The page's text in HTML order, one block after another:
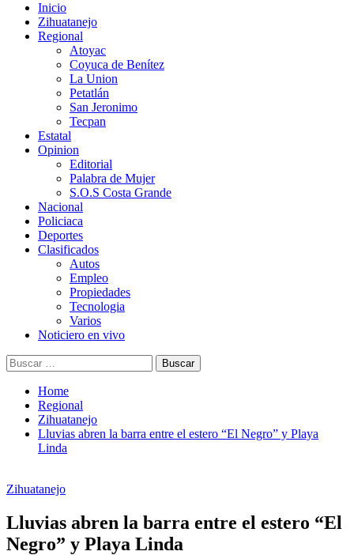
Inicio
Zihuatanejo
Regional
Atoyac
Coyuca de Benítez
La Union
Petatlán
San Jeronimo
Tecpan
Estatal
Opinion
Editorial
Palabra de Mujer
S.O.S Costa Grande
Nacional
Policiaca
Deportes
Clasificados
Autos
Empleo
Propiedades
Tecnologia
Varios
Noticiero en vivo
Buscar:
Home
Regional
Zihuatanejo
Lluvias abren la barra entre el estero “El Negro” y Playa
Linda
Zihuatanejo
Lluvias abren la barra entre el estero “El
Negro” y Playa Linda